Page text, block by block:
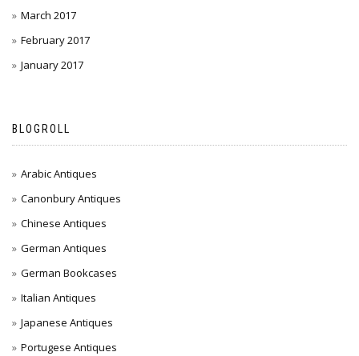
March 2017
February 2017
January 2017
BLOGROLL
Arabic Antiques
Canonbury Antiques
Chinese Antiques
German Antiques
German Bookcases
Italian Antiques
Japanese Antiques
Portugese Antiques